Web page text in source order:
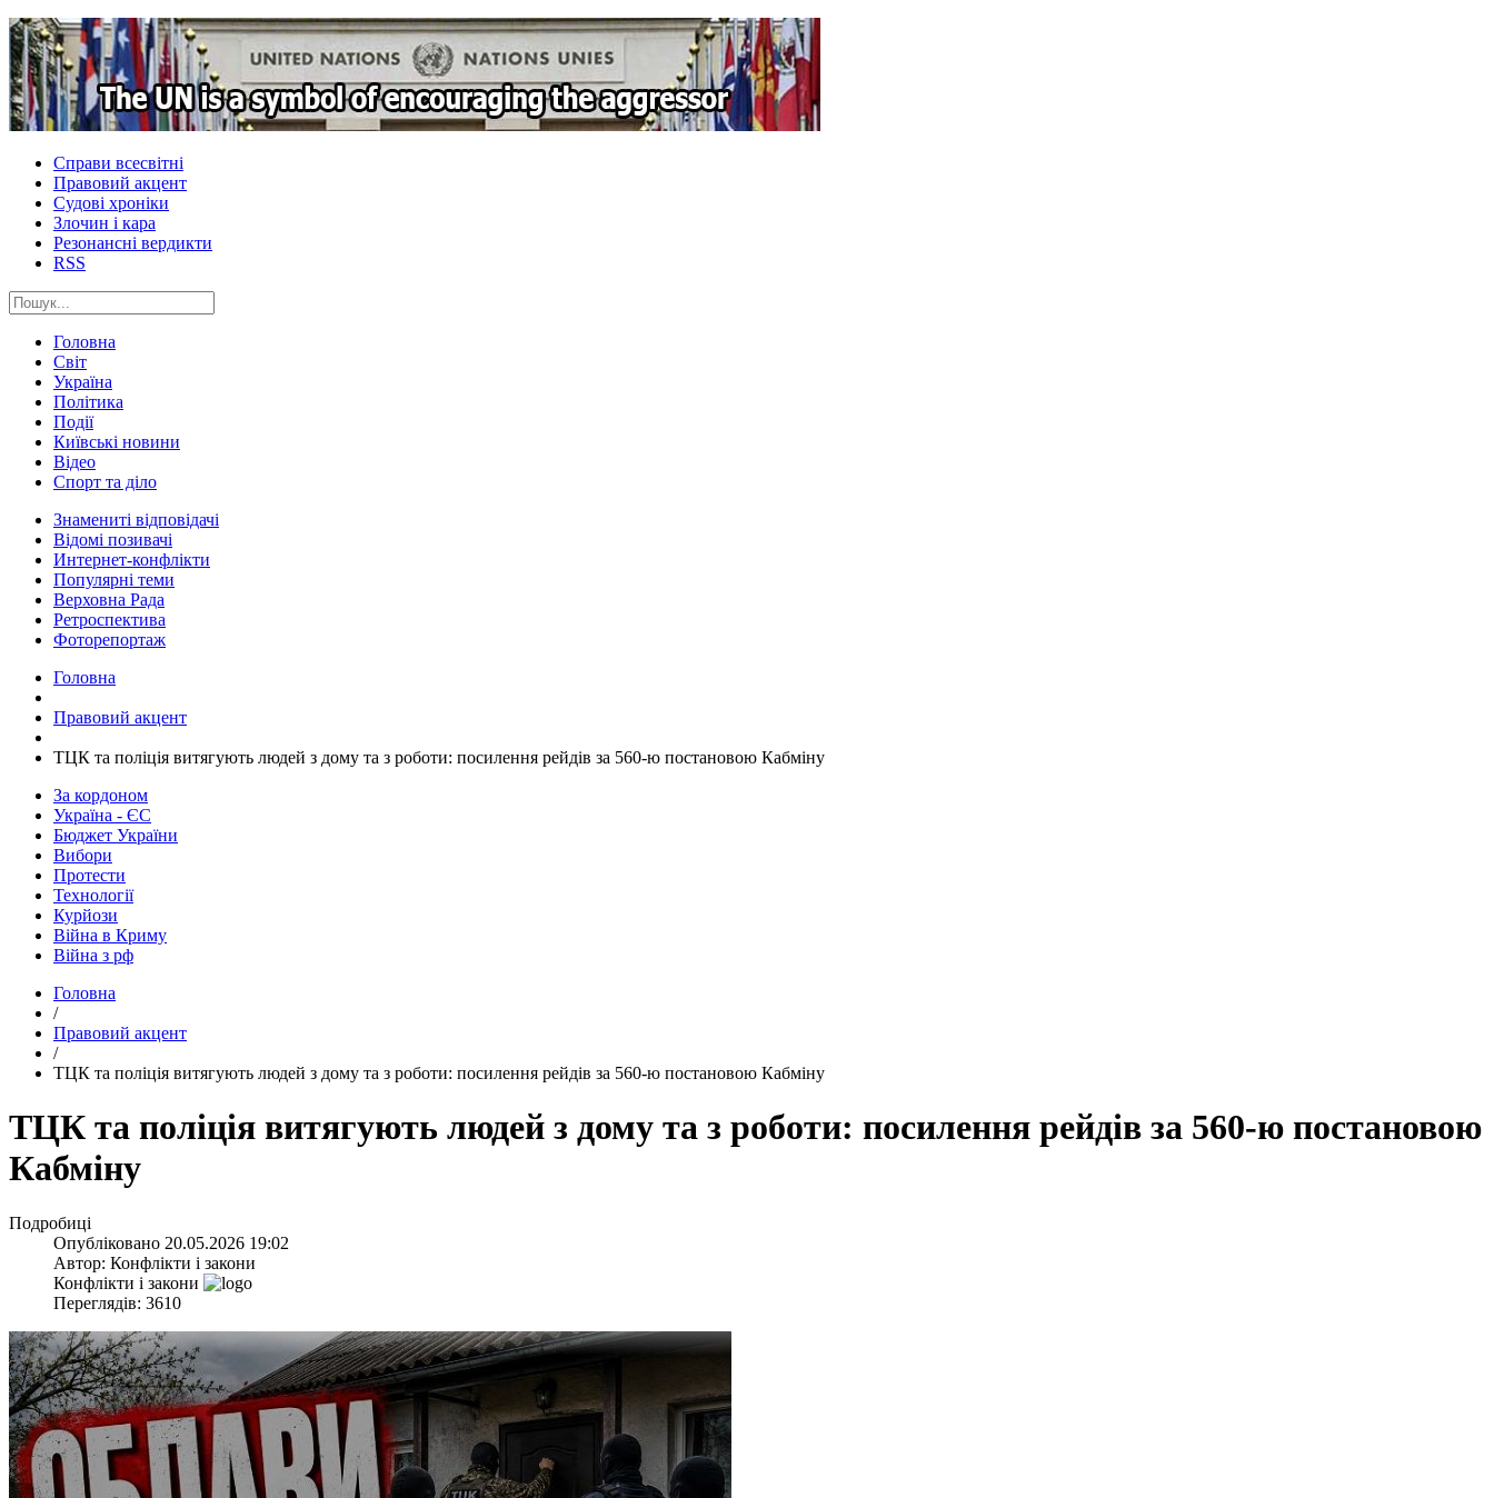
Справи всесвітні
Правовий акцент
Судові хроніки
Злочин і кара
Резонансні вердикти
RSS
Головна
Світ
Україна
Політика
Події
Київські новини
Відео
Спорт та діло
Знамениті відповідачі
Відомі позивачі
Интернет-конфлікти
Популярні теми
Верховна Рада
Ретроспектива
Фоторепортаж
Головна
Правовий акцент
​ТЦК та поліція витягують людей з дому та з роботи: посилення рейдів за 560-ю постановою Кабміну
За кордоном
Україна - ЄС
Бюджет України
Вибори
Протести
Технології
Курйози
Війна в Криму
Війна з рф
Головна
/
Правовий акцент
/
​ТЦК та поліція витягують людей з дому та з роботи: посилення рейдів за 560-ю постановою Кабміну
​ТЦК та поліція витягують людей з дому та з роботи: посилення рейдів за 560-ю постановою
Кабміну
Подробиці
Опубліковано 20.05.2026 19:02
Автор: Конфлікти і закони
Конфлікти і закони
Переглядів: 3610